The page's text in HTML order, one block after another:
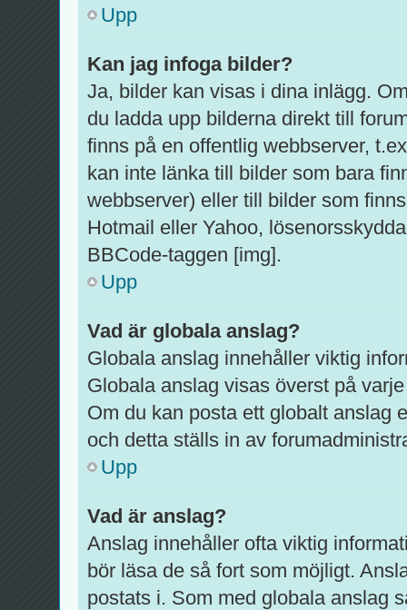
Upp
Kan jag infoga bilder?
Ja, bilder kan visas i dina inlägg.
du ladda upp bilderna direkt till
finns på en offentlig webbserver,
kan inte länka till bilder som bara
webbserver) eller till bilder som
Hotmail eller Yahoo,
BBCode-taggen [img].
Upp
Vad är globala anslag?
Globala anslag innehåller viktig
Globala anslag visas överst på
Om du kan posta ett globalt anslag
och detta ställs in av
Upp
Vad är anslag?
Anslag innehåller ofta viktig
bör läsa de så fort som möjligt.
postats i. Som med globala anslag